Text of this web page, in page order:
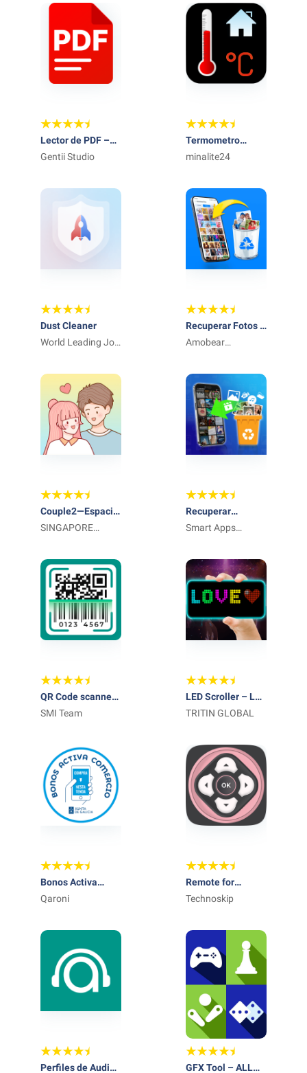
Lector de PDF –
Escáner de PDF
Gentii Studio
Termometro
Ambiental Gratis
minalite24
Dust Cleaner
World Leading Job
Recuperar Fotos y
Archivos
Amobear
Avntech Master
Tools
Couple2—Espacio
para parejas
SINGAPORE
TECHNOLOGY
PTE. LTD.
Recuperar
archivos borrados
Smart Apps
QR Code scanner-
Barcode reader
SMI Team
LED Scroller – LED
Banner App
TRITIN GLOBAL
Bonos Activa
Comercio
Qaroni
Remote for
Daewoo TV
Technoskip
Perfiles de Audio GFX Tool – ALL